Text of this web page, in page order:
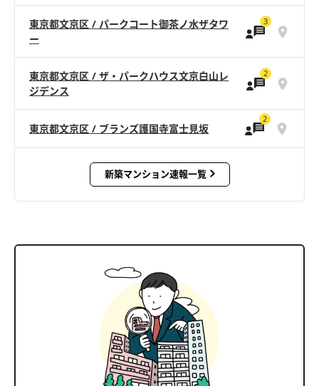
東京都文京区 / パークコート御茶ノ水ザタワ
ー
3
東京都文京区 / ザ・パークハウス文京白山レ
ジデンス
2
東京都文京区 / ブランズ護国寺富士見坂
2
新築マンション速報一覧